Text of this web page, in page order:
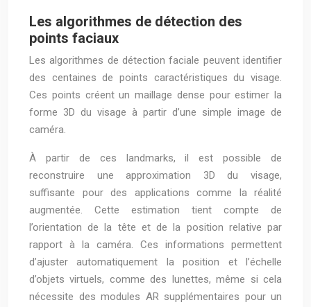
Les algorithmes de détection des
points faciaux
Les algorithmes de détection faciale peuvent identifier
des centaines de points caractéristiques du visage.
Ces points créent un maillage dense pour estimer la
forme 3D du visage à partir d’une simple image de
caméra.
À partir de ces landmarks, il est possible de
reconstruire une approximation 3D du visage,
suffisante pour des applications comme la réalité
augmentée. Cette estimation tient compte de
l’orientation de la tête et de la position relative par
rapport à la caméra. Ces informations permettent
d’ajuster automatiquement la position et l’échelle
d’objets virtuels, comme des lunettes, même si cela
nécessite des modules AR supplémentaires pour un